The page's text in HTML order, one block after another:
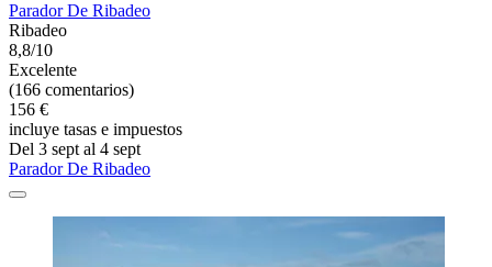
Parador De Ribadeo
Ribadeo
8,8/10
Excelente
(166 comentarios)
156 €
incluye tasas e impuestos
Del 3 sept al 4 sept
Parador De Ribadeo